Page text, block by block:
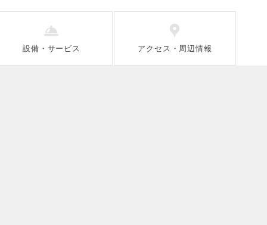
設備 ・ サービス アクセス ・ 周辺情報